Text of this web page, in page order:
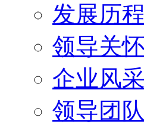
发展历程
领导关怀
企业风采
领导团队